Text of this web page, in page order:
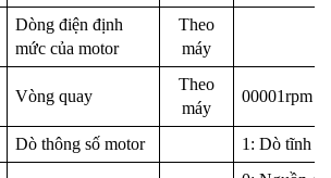
Dòng điện định
mức của motor
Theo
máy
Vòng quay
Theo
máy
00001rpm～
Dò thông số motor
1: Dò tĩnh